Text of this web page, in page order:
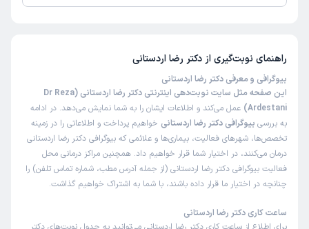
راهنمای نوبت‌گیری از دکتر رضا اردستانی
بیوگرافی و معرفی دکتر رضا اردستانی
این صفحه مثل سایت نوبت‌دهی اینترنتی دکتر رضا اردستانی (Dr Reza
Ardestani) عمل می‌کند و اطلاعات ایشان را به شما نمایش می‌دهد. در ادامه
به بررسی بیوگرافی دکتر رضا اردستانی خواهیم پرداخت و اطلاعاتی را در زمینه
تخصص‌ها، شهرهای فعالیت، بیماری‌ها و علائمی که بیوگرافی دکتر رضا اردستانی
درمان می‌کنند، در اختیار شما قرار خواهیم داد. همچنین مراکز درمانی محل
فعالیت بیوگرافی دکتر رضا اردستانی (از جمله آدرس مطب، شماره تماس تلفن) را
چنانچه در اختیار ما قرار داده باشند، با شما به اشتراک خواهیم گذاشت.
ساعت کاری دکتر رضا اردستانی